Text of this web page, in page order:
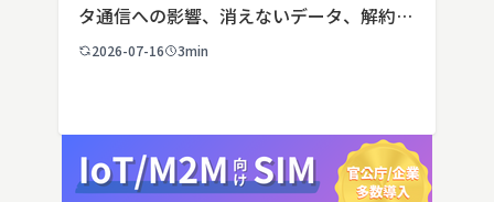
タ通信への影響、消えないデータ、解約や
端末譲渡時の注意点を整理。さらに法人・
2026-07-16 3min